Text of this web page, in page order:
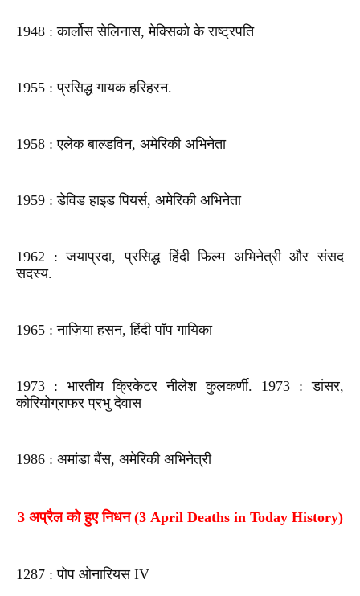
1948 : कार्लोस सेलिनास, मेक्सिको के राष्ट्रपति
1955 : प्रसिद्ध गायक हरिहरन.
1958 : एलेक बाल्डविन, अमेरिकी अभिनेता
1959 : डेविड हाइड पियर्स, अमेरिकी अभिनेता
1962 : जयाप्रदा, प्रसिद्ध हिंदी फिल्म अभिनेत्री और संसद
सदस्य.
1965 : नाज़िया हसन, हिंदी पॉप गायिका
1973 : भारतीय क्रिकेटर नीलेश कुलकर्णी. 1973 : डांसर,
कोरियोग्राफर प्रभु देवास
1986 : अमांडा बैंस, अमेरिकी अभिनेत्री
3 अप्रैल को हुए निधन (3 April Deaths in Today History)
1287 : पोप ओनारियस IV